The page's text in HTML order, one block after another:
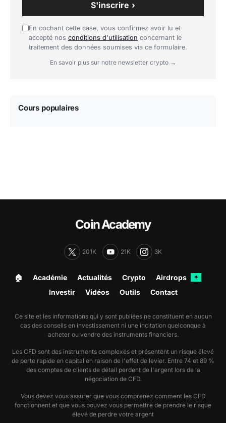
S'inscrire ›
En cochant cette case, vous confirmez avoir lu et
accepté nos conditions d'utilisation concernant le
traitement des données soumises via ce formulaire.
En savoir plus sur notre newsletter crypto →
Cours populaires
Coin Academy
201K 21K 3K
🏠︎ Académie Actualités Crypto Airdrops ✦
Investir Vidéos Outils Contact
Ce site et les informations qui y sont publiées ne constituent en aucun
cas des conseils en investissement ni une incitation quelconque à
acheter ou vendre des instruments financiers.
Les CFD sont des instruments complexes et présentent un risque élevé
de perte rapide en capital en raison de l'effet de levier. Entre 74 et 89 %
des comptes de clients de détail perdent de l'argent lors de la
négociation de CFD.
Vous devez vous assurer que vous comprenez comment les CFD
fonctionnent et que vous pouvez vous permettre de prendre le risque
élevé de perdre votre argent